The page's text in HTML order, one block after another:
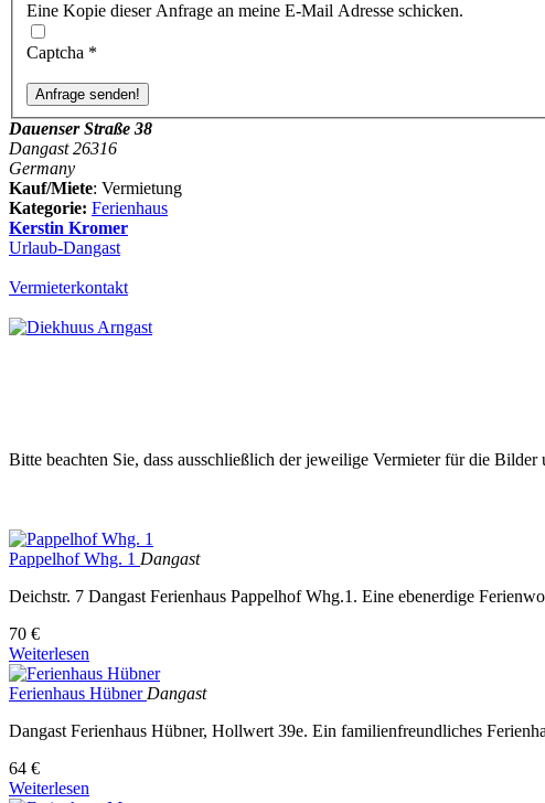
Eine Kopie dieser Anfrage an meine E-Mail Adresse schicken.
Captcha *
Dauenser Straße 38
Dangast 26316
Germany
Kauf/Miete: Vermietung
Kategorie: Ferienhaus
Kerstin Kromer
Urlaub-Dangast
Vermieterkontakt
Bitte beachten Sie, dass ausschließlich der jeweilige Vermieter für die
Pappelhof Whg. 1 Dangast
Deichstr. 7 Dangast Ferienhaus Pappelhof Whg.1. Eine ebenerdige
70 €
Weiterlesen
Ferienhaus HübnerDangast
Dangast Ferienhaus Hübner, Hollwert 39e. Ein familienfreundliches
64 €
Weiterlesen